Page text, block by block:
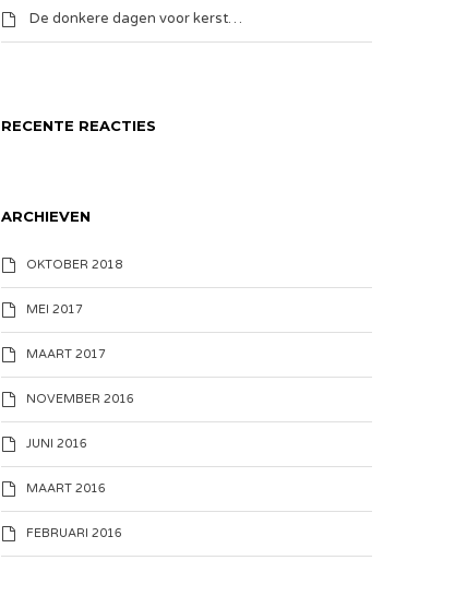
De donkere dagen voor kerst…
RECENTE REACTIES
ARCHIEVEN
OKTOBER 2018
MEI 2017
MAART 2017
NOVEMBER 2016
JUNI 2016
MAART 2016
FEBRUARI 2016